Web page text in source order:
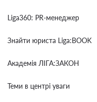
Liga360: PR-менеджер
Знайти юриста Liga:BOOK
Академія ЛІГА:ЗАКОН
Теми в центрі уваги